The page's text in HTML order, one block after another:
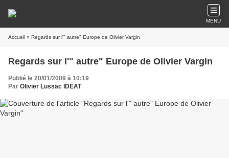
MENU
Accueil » Regards sur l'" autre" Europe de Olivier Vargin
Regards sur l'" autre" Europe de Olivier Vargin
Publié le 20/01/2009 à 10:19
Par Olivier Lussac IDEAT